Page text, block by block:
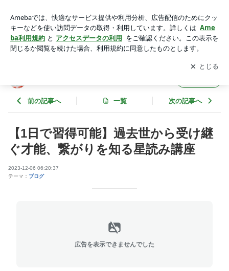
読み講座 | お肌と心のカウンセラーHIROKOのブログ
アプリをダウンロードして ブログの更新通知
を受け取りまし
ょう。
開く
前の記事へ 一覧 次の記事へ
【1日で習得可能】過去世から受け継
ぐ才能、繋がりを知る星読み講座
2023-12-06 06:20:37
テーマ： ブログ
広告を表示できませんでした